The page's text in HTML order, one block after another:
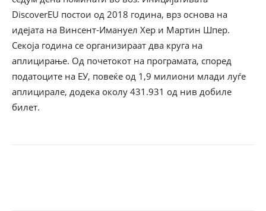
DiscoverEU постои од 2018 година, врз основа на
идејата на Винсент-Имануел Хер и Мартин Шпер.
Секоја година се организираат два круга на
аплицирање. Од почетокот на програмата, според
податоците на ЕУ, повеќе од 1,9 милиони млади луѓе
аплицирале, додека околу 431.931 од нив добиле
билет.